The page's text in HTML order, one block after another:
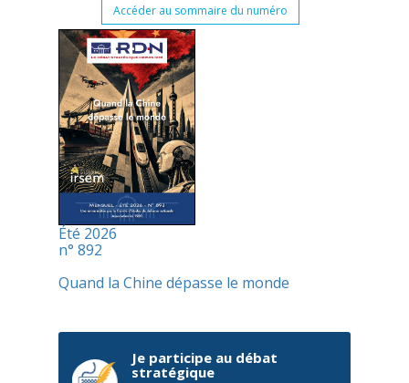
Accéder au sommaire du numéro
Été 2026
n° 892
Quand la Chine dépasse le monde
Je participe au débat
stratégique